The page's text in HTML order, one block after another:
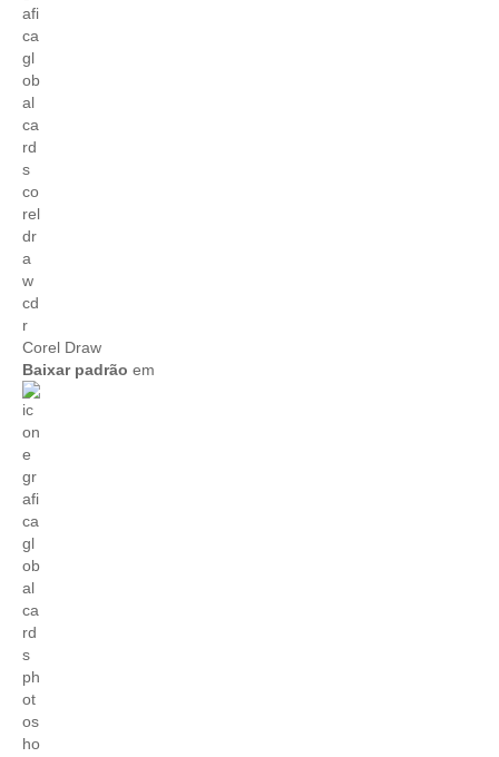
Corel Draw
Baixar padrão em